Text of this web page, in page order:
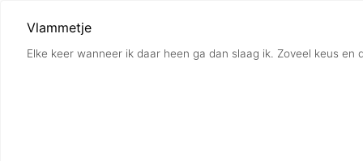
Vlammetje
Elke keer wanneer ik daar heen ga dan slaag ik. Zoveel keus